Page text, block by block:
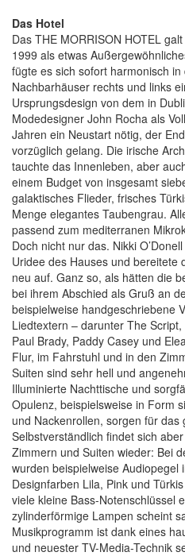
Das Hotel
Das THE MORRISON HOTEL
1999 als etwas
fügte es sich sofort harmonisch
Nachbarhäuser rechts und links
Ursprungsdesign von dem in
Modedesigner John Rocha als
Jahren ein Neustart nötig, der
vorzüglich gelang. Die irische
tauchte das Innenleben, aber
einem Budget von insgesamt
galaktisches Flieder, frisches
Menge elegantes Taubengrau.
passend zum mediterranen
Doch nicht nur das. Nikki
Uridee des Hauses und bereitete
neu auf. Ganz so, als hätten die
bei ihrem Abschied als Gruß an
beispielweise handgeschriebene
Liedtextern – darunter The
Paul Brady, Paddy Casey und
Flur, im Fahrstuhl und in den
Suiten sind sehr hell und
Illuminierte Nachttische und
Opulenz, beispielsweise in Form
und Nackenrollen, sorgen für
Selbstverständlich findet sich
Zimmern und Suiten wieder: Bei
wurden beispielweise Audiopegel
Designfarben Lila, Pink und
viele kleine Bass-Notenschlüssel
zylinderförmige Lampen scheint
Musikprogramm ist dank eines
und neuester TV-Media-Technik